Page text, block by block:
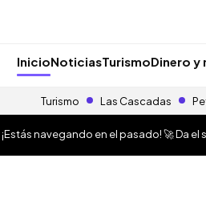
InicioNoticiasTurismoDinero y
Turismo Las Cascadas
¡Estás navegando en el pasado! 🚀 Da el